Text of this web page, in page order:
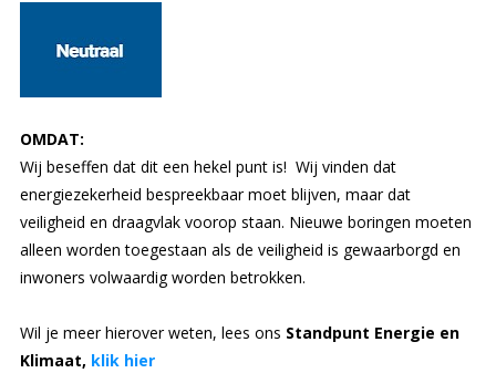
OMDAT:
Wij beseffen dat dit een hekel punt is! Wij vinden dat
energiezekerheid bespreekbaar moet blijven, maar dat
veiligheid en draagvlak voorop staan. Nieuwe boringen moeten
alleen worden toegestaan als de veiligheid is gewaarborgd en
inwoners volwaardig worden betrokken.
Wil je meer hierover weten, lees ons Standpunt Energie en
Klimaat, klik hier